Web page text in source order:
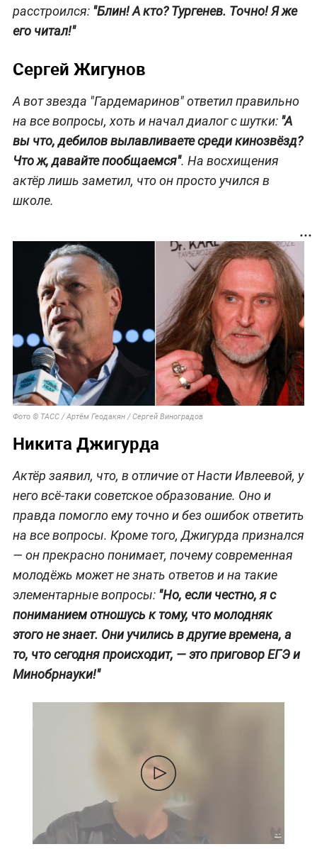
расстроился: "Блин! А кто? Тургенев. Точно! Я же
его читал!"
Сергей Жигунов
А вот звезда "Гардемаринов" ответил правильно
на все вопросы, хоть и начал диалог с шутки: "А
вы что, дебилов вылавливаете среди кинозвёзд?
Что ж, давайте пообщаемся". На восхищения
актёр лишь заметил, что он просто учился в
школе.
Фото © ТАСС / Артём Геодакян / Сергей Виноградов
Никита Джигурда
Актёр заявил, что, в отличие от Насти Ивлеевой, у
него всё-таки советское образование. Оно и
правда помогло ему точно и без ошибок ответить
на все вопросы. Кроме того, Джигурда признался
— он прекрасно понимает, почему современная
молодёжь может не знать ответов и на такие
элементарные вопросы: "Но, если честно, я с
пониманием отношусь к тому, что молодняк
этого не знает. Они учились в другие времена, а
то, что сегодня происходит, — это приговор ЕГЭ и
Минобрнауки!"